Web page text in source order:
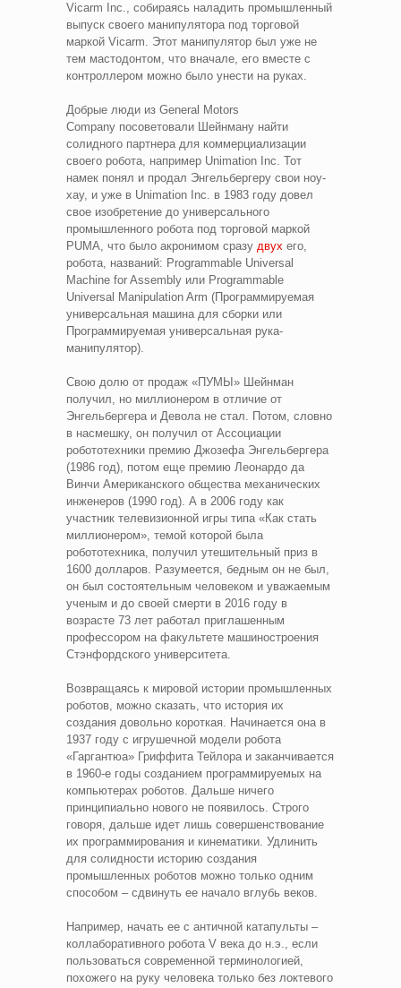
Vicarm Inc., собираясь наладить промышленный
выпуск своего манипулятора под торговой
маркой Vicarm. Этот манипулятор был уже не
тем мастодонтом, что вначале, его вместе с
контроллером можно было унести на руках.
Добрые люди из General Motors
Company посоветовали Шейнману найти
солидного партнера для коммерциализации
своего робота, например Unimation Inc. Тот
намек понял и продал Энгельбергеру свои ноу-
хау, и уже в Unimation Inc. в 1983 году довел
свое изобретение до универсального
промышленного робота под торговой маркой
PUMA, что было акронимом сразу двух его,
робота, названий: Programmable Universal
Machine for Assembly или Programmable
Universal Manipulation Arm (Программируемая
универсальная машина для сборки или
Программируемая универсальная рука-
манипулятор).
Свою долю от продаж «ПУМЫ» Шейнман
получил, но миллионером в отличие от
Энгельбергера и Девола не стал. Потом, словно
в насмешку, он получил от Ассоциации
робототехники премию Джозефа Энгельбергера
(1986 год), потом еще премию Леонардо да
Винчи Американского общества механических
инженеров (1990 год). А в 2006 году как
участник телевизионной игры типа «Как стать
миллионером», темой которой была
робототехника, получил утешительный приз в
1600 долларов. Разумеется, бедным он не был,
он был состоятельным человеком и уважаемым
ученым и до своей смерти в 2016 году в
возрасте 73 лет работал приглашенным
профессором на факультете машиностроения
Стэнфордского университета.
Возвращаясь к мировой истории промышленных
роботов, можно сказать, что история их
создания довольно короткая. Начинается она в
1937 году с игрушечной модели робота
«Гаргантюа» Гриффита Тейлора и заканчивается
в 1960-е годы созданием программируемых на
компьютерах роботов. Дальше ничего
принципиально нового не появилось. Строго
говоря, дальше идет лишь совершенствование
их программирования и кинематики. Удлинить
для солидности историю создания
промышленных роботов можно только одним
способом – сдвинуть ее начало вглубь веков.
Например, начать ее с античной катапульты –
коллаборативного робота V века до н.э., если
пользоваться современной терминологией,
похожего на руку человека только без локтевого